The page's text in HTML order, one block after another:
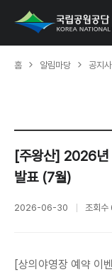
홈 알림마당 공지
[주왕산] 2026년
발표 (7월)
2026-06-30 조회수
[상의야영장 예약 이